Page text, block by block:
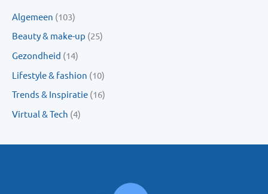
Algemeen (103)
Beauty & make-up (25)
Gezondheid (14)
Lifestyle & fashion (10)
Trends & Inspiratie (16)
Virtual & Tech (4)